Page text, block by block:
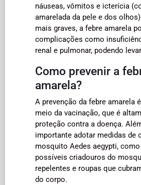
náuseas, vômitos e icterícia
amarelada da pele e dos
mais graves, a febre amarela
complicações como
renal e pulmonar, podendo
Como prevenir a
amarela?
A prevenção da febre amarela
meio da vacinação, que é
proteção contra a doença.
importante adotar medidas de
mosquito Aedes aegypti,
possíveis criadouros do
repelentes e roupas que
do corpo.